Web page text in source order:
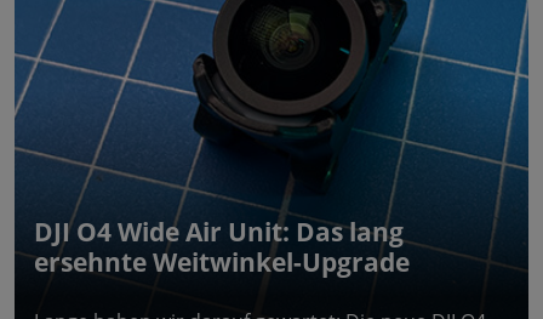
DJI O4 Wide Air Unit: Das lang
ersehnte Weitwinkel-Upgrade